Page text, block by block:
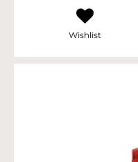
Wishlist